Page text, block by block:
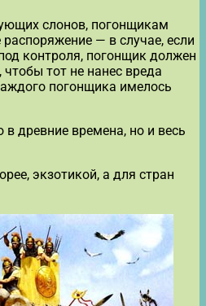
слонов, погонщикам
— в случае, если
контроля, погонщик должен
тот не нанес вреда
погонщика имелось
древние времена, но и весь
экзотикой, а для стран